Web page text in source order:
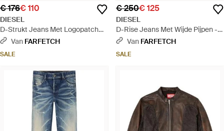
€ 176€ 110
DIESEL
D-Strukt Jeans Met Logopatch
En Vijf Zakken - Grijs
Van FARFETCH
SALE
€ 250€ 125
DIESEL
D-Rise Jeans Met Wijde Pijpen -
Blauw
Van FARFETCH
SALE